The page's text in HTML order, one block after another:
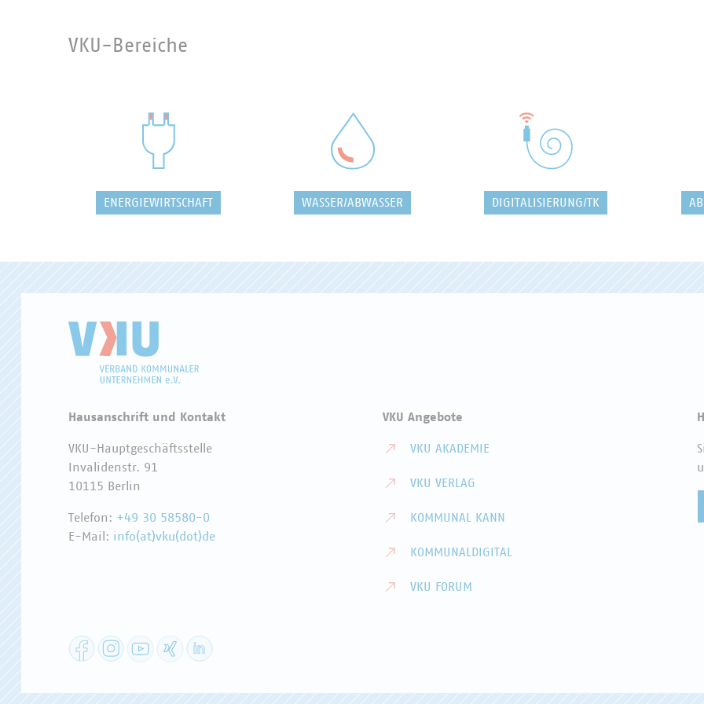
VKU-Bereiche
ENERGIEWIRTSCHAFT WASSER/ABWASSER DIGITALISIERUNG/TK
Hausanschrift und Kontakt
VKU-Hauptgeschäftsstelle
Invalidenstr. 91
10115 Berlin
Telefon: +49 30 58580-0
E-Mail: info(at)vku(dot)de
VKU Angebote
VKU AKADEMIE
VKU VERLAG
KOMMUNAL KANN
KOMMUNALDIGITAL
VKU FORUM
FacebookInstagramYouTube XING